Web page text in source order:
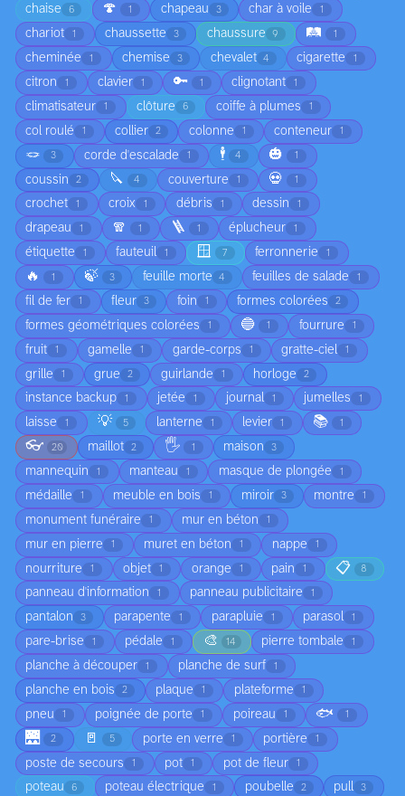
chaise 6 🍄 1 chapeau 3 char à voile 1
chariot 1 chaussette 3 chaussure 9 🛤️ 1
cheminée 1 chemise 3 chevalet 4 cigarette 1
citron 1 clavier 1 🔑 1 clignotant 1
climatisateur 1 clôture 6 coiffe à plumes 1
col roulé 1 collier 2 colonne 1 conteneur 1
🪢 3 corde d'escalade 1 🕴️ 4 🎃 1
coussin 2 🔪 4 couverture 1 💀 1
crochet 1 croix 1 débris 1 dessin 1
drapeau 1 🧣 1 🪜 1 éplucheur 1
étiquette 1 fauteuil 1 🪟 7 ferronnerie 1
🔥 1 🍃 3 feuille morte 4 feuilles de salade 1
fil de fer 1 fleur 3 foin 1 formes colorées 2
formes géométriques colorées 1 🔵 1 fourrure 1
fruit 1 gamelle 1 garde-corps 1 gratte-ciel 1
grille 1 grue 2 guirlande 1 horloge 2
instance backup 1 jetée 1 journal 1 jumelles 1
laisse 1 💡 5 lanterne 1 levier 1 📚 1
👓 20 maillot 2 🖐️ 1 maison 3
mannequin 1 manteau 1 masque de plongée 1
médaille 1 meuble en bois 1 miroir 3 montre 1
monument funéraire 1 mur en béton 1
mur en pierre 1 muret en béton 1 nappe 1
nourriture 1 objet 1 orange 1 pain 1 📋 8
panneau d'information 1 panneau publicitaire 1
pantalon 3 parapente 1 parapluie 1 parasol 1
pare-brise 1 pédale 1 🎨 14 pierre tombale 1
planche à découper 1 planche de surf 1
planche en bois 2 plaque 1 plateforme 1
pneu 1 poignée de porte 1 poireau 1 🐟 1
🌉 2 🚪 5 porte en verre 1 portière 1
poste de secours 1 pot 1 pot de fleur 1
poteau 6 poteau électrique 1 poubelle 2 pull 3